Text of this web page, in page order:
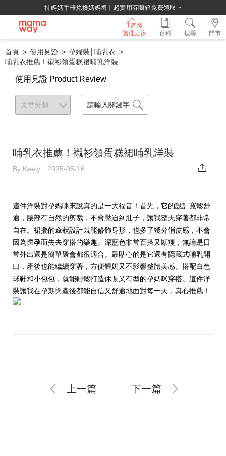
持媽媽手冊兌換媽媽禮｜超實用芬蘭箱免費領取 ~
產後
護理之家
門市
百科 搜尋
首頁 使用見證
孕婦裝│哺乳衣
哺乳衣推薦！襯衫領蛋糕裙哺乳洋裝
使用見證 Product Review
哺乳衣推薦！襯衫領蛋糕裙哺乳洋裝
By Keely 2025-05-16
這件洋裝對孕媽咪來說真的是一大福音！首先，它的設計寬鬆舒
適，腰部有自然的剪裁，不會壓迫到肚子，讓我整天穿著都非常
自在。裙擺的傘狀設計既能修飾身形，也多了幾分俏皮感，不會
因為懷孕而失去穿搭的樂趣。深藍色非常百搭又顯瘦，無論是日
常外出還是簡單聚會都很適合。最貼心的是它還有隱藏式哺乳開
口，產後也能繼續穿著，方便餵奶又不影響整體美感。搭配白色
球鞋和小包包，就能輕鬆打造休閒又有型的孕媽咪穿搭。這件洋
裝讓我在孕期與產後都能自信又舒適地面對每一天，真心推薦！
上一篇 下一篇